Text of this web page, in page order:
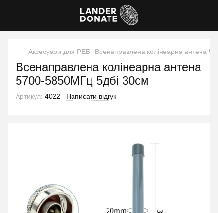
Аксесуари для РЕБ Всенаправлена колінеарна антена
Всенаправлена колінеарна антена
5700-5850МГц 5дбі 30см
Артикул: 4022 Написати відгук